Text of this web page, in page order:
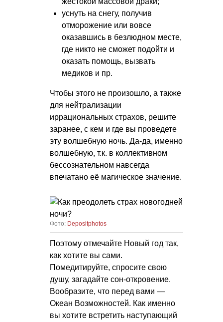
уснуть на снегу, получив
отморожение или вовсе
оказавшись в безлюдном месте,
где никто не сможет подойти и
оказать помощь, вызвать
медиков и пр.
Чтобы этого не произошло, а также
для нейтрализации
иррациональных страхов, решите
заранее, с кем и где вы проведете
эту волшебную ночь. Да-да, именно
волшебную, т.к. в коллективном
бессознательном навсегда
впечатано её магическое значение.
Фото: Depositphotos
Поэтому отмечайте Новый год так,
как хотите вы сами.
Помедитируйте, спросите свою
душу, загадайте сон-откровение.
Вообразите, что перед вами —
Океан Возможностей. Как именно
вы хотите встретить наступающий